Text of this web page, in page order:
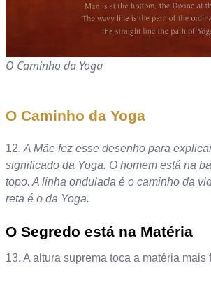
O Caminho da Yoga
O Caminho da Yoga
12.A Mãe fez esse desenho para
significado da Yoga. O homem está na
topo. A linha ondulada é o caminho da
reta é o da Yoga.
O Segredo está na Matéria
13. A altura suprema toca a matéria mais